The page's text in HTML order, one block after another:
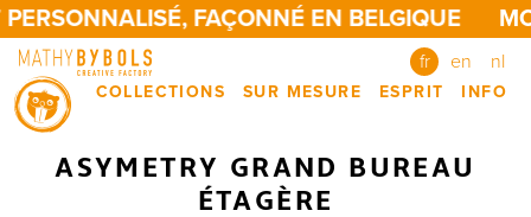
FAÇONNÉ EN BELGIQUE
fr en nl
COLLECTIONS SUR MESURE ESPRIT INFO
ASYMETRY GRAND BUREAU
ÉTAGÈRE